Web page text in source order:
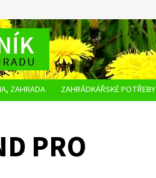
ZAHRADA ZAHRÁDKÁŘSKÉ POTŘEBY
PRO